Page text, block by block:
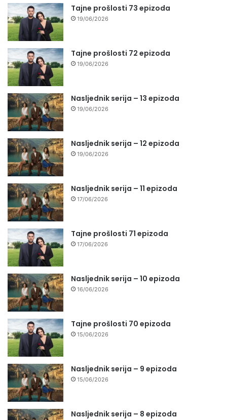
Tajne prošlosti 73 epizoda
19/06/2026
Tajne prošlosti 72 epizoda
19/06/2026
Nasljednik serija – 13 epizoda
19/06/2026
Nasljednik serija – 12 epizoda
19/06/2026
Nasljednik serija – 11 epizoda
17/06/2026
Tajne prošlosti 71 epizoda
17/06/2026
Nasljednik serija – 10 epizoda
16/06/2026
Tajne prošlosti 70 epizoda
15/06/2026
Nasljednik serija – 9 epizoda
15/06/2026
Nasljednik serija – 8 epizoda